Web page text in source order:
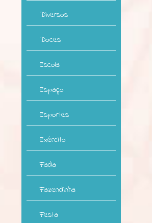
Diversos
Doces
Escola
Espaço
Esportes
Exército
Fada
Fazendinha
Festa